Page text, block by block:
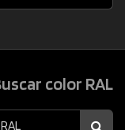
color RAL